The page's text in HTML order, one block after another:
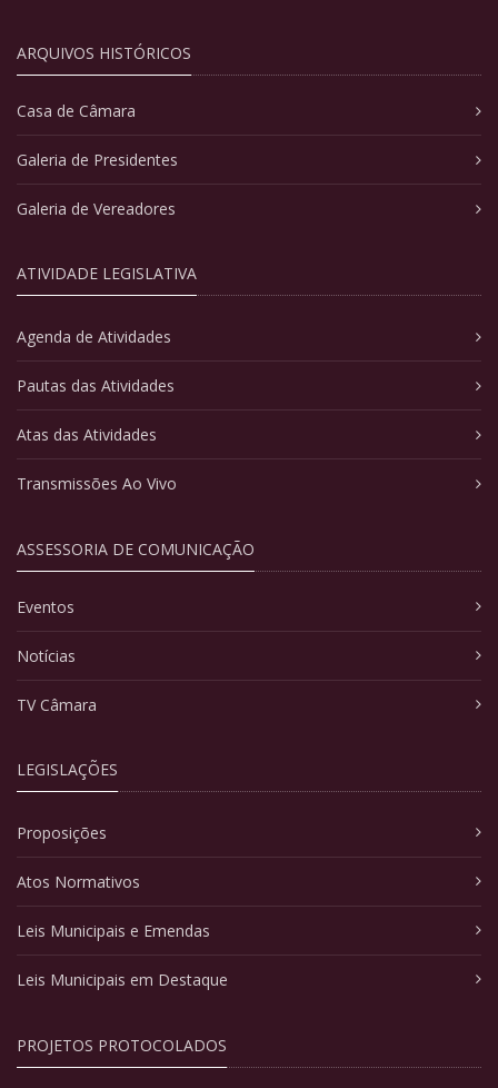
ARQUIVOS HISTÓRICOS
Casa de Câmara
Galeria de Presidentes
Galeria de Vereadores
ATIVIDADE LEGISLATIVA
Agenda de Atividades
Pautas das Atividades
Atas das Atividades
Transmissões Ao Vivo
ASSESSORIA DE COMUNICAÇÃO
Eventos
Notícias
TV Câmara
LEGISLAÇÕES
Proposições
Atos Normativos
Leis Municipais e Emendas
Leis Municipais em Destaque
PROJETOS PROTOCOLADOS